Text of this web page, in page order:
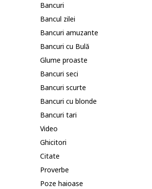
Bancuri
Bancul zilei
Bancuri amuzante
Bancuri cu Bulă
Glume proaste
Bancuri seci
Bancuri scurte
Bancuri cu blonde
Bancuri tari
Video
Ghicitori
Citate
Proverbe
Poze haioase